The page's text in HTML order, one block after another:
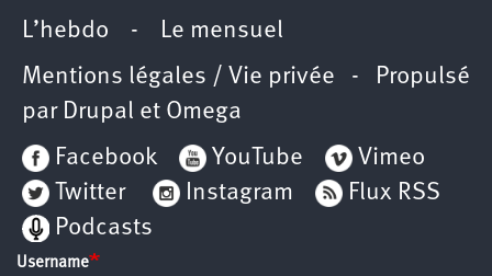
L’hebdo - Le mensuel
Mentions légales / Vie privée - Propulsé
par Drupal et Omega
Facebook
YouTube
Vimeo
Twitter
Instagram
Flux RSS
Podcasts
Username